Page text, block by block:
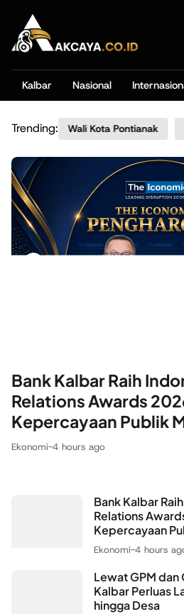
Kalbar Nasional
Trending:
Harisson Wali Kota Pontianak
Bank Kalbar Raih
Relations Awards
Kepercayaan Publik
Ekonomi-4 hours ago
Bank Kalbar
Relations
Kepercayaan
Ekonomi-4 hours
Lewat GPM dan
Kalbar Perluas
hingga Desa